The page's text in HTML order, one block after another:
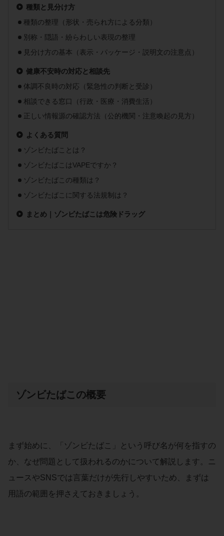
種類と見分け方
種類の整理（形状・売られ方による分類）
別称・隠語・紛らわしい表現の整理
見分け方の基本（表示・パッケージ・説明文の注意点）
健康不安時の対応と相談先
体調不良時の対応（緊急性の判断と受診）
相談できる窓口（行政・医療・消費生活）
正しい情報源の確認方法（公的機関・注意喚起の見方）
よくある質問
ゾンビたばことは？
ゾンビたばこはVAPEですか？
ゾンビたばこの種類は？
ゾンビたばこに関する法規制は？
まとめ｜ゾンビたばこは危険ドラッグ
ゾンビたばこの概要
まず始めに、「ゾンビたばこ」という呼び名が何を指すの
か、なぜ問題として扱われるのかについて解説します。ニ
ュースやSNSでは言葉だけが先行しやすいため、まずは
用語の範囲を押さえておきましょう。